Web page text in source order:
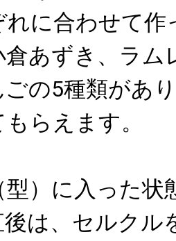
れに合わせて
あずき、ラム
の5種類があ
らえます。
）に入った状
は、セルクル